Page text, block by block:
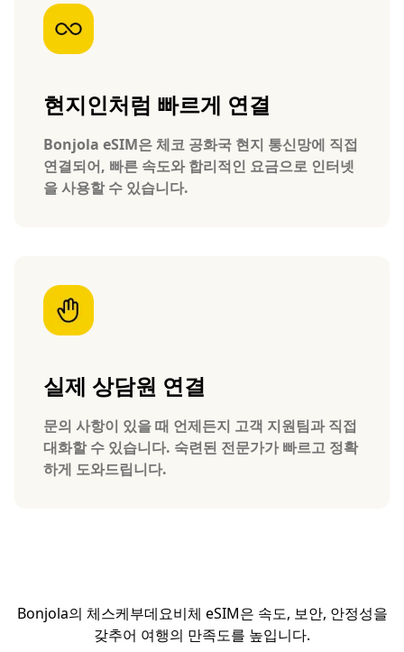
현지인처럼 빠르게 연결
Bonjola eSIM은 체코 공화국 현지 통신망에 직접
연결되어, 빠른 속도와 합리적인 요금으로 인터넷
을 사용할 수 있습니다.
실제 상담원 연결
문의 사항이 있을 때 언제든지 고객 지원팀과 직접
대화할 수 있습니다. 숙련된 전문가가 빠르고 정확
하게 도와드립니다.
Bonjola의 체스케부데요비체 eSIM은 속도, 보안, 안정성을
갖추어 여행의 만족도를 높입니다.